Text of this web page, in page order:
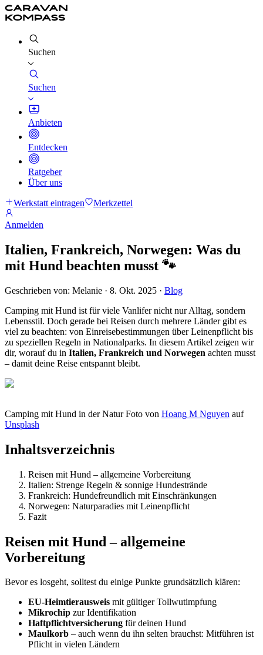
Suchen
Suchen
Anbieten
Entdecken
Ratgeber
Über uns
Werkstatt eintragen Merkzettel
Anmelden
Italien, Frankreich, Norwegen: Was du
mit Hund beachten musst 🐾
Geschrieben von: Melanie · 8. Okt. 2025 · Blog
Camping mit Hund ist für viele Vanlifer nicht nur Alltag, sondern
Lebensstil. Doch gerade bei Reisen durch mehrere Länder gibt es
viel zu beachten: von Einreisebestimmungen über Leinenpflicht bis
zu speziellen Regeln in Nationalparks. In diesem Artikel zeigen wir
dir, worauf du in Italien, Frankreich und Norwegen achten musst
– damit deine Reise entspannt bleibt.
Camping mit Hund in der Natur Foto von Hoang M Nguyen auf
Unsplash
Inhaltsverzeichnis
Reisen mit Hund – allgemeine Vorbereitung
Italien: Strenge Regeln & sonnige Hundestrände
Frankreich: Hundefreundlich mit Einschränkungen
Norwegen: Naturparadies mit Leinenpflicht
Fazit
Reisen mit Hund – allgemeine
Vorbereitung
Bevor es losgeht, solltest du einige Punkte grundsätzlich klären:
EU-Heimtierausweis mit gültiger Tollwutimpfung
Mikrochip zur Identifikation
Haftpflichtversicherung für deinen Hund
Maulkorb – auch wenn du ihn selten brauchst: Mitführen ist
Pflicht in vielen Ländern